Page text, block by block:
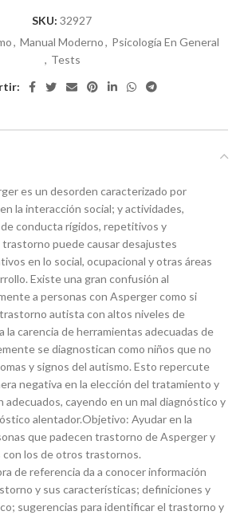
SKU: 32927
, Manual Moderno, Psicología En General
, Tests
es un desorden caracterizado por
la interacción social; y actividades,
conducta rígidos, repetitivos y
puede causar desajustes
en lo social, ocupacional y otras áreas
Existe una gran confusión al
a personas con Asperger como si
autista con altos niveles de
la carencia de herramientas adecuadas de
se diagnostican como niños que no
y signos del autismo. Esto repercute
negativa en la elección del tratamiento y
cayendo en un mal diagnóstico y
alentador.Objetivo: Ayudar en la
que padecen trastorno de Asperger y
con los de otros trastornos.
de referencia da a conocer información
y sus características; definiciones y
sugerencias para identificar el trastorno y